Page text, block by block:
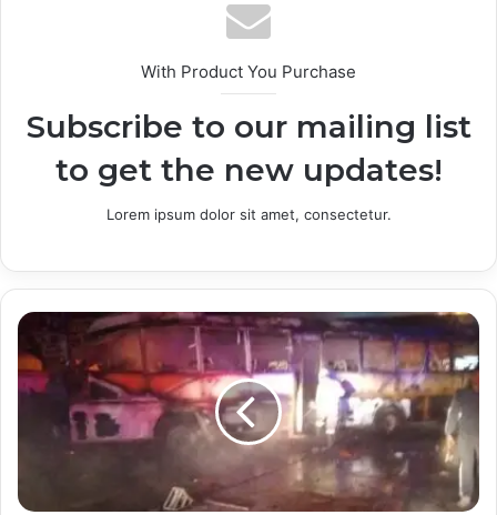
With Product You Purchase
Subscribe to our mailing list
to get the new updates!
Lorem ipsum dolor sit amet, consectetur.